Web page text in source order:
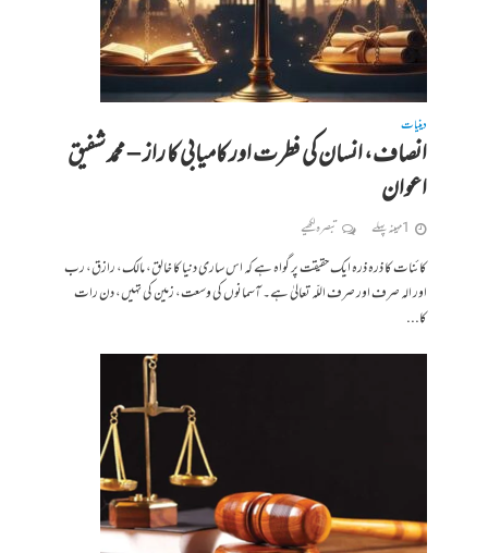
دینیات
انصاف، انسان کی فطرت اور کامیابی کا راز – محمد شفیق
اعوان
1 مہینہ پہلے تبصرہ لکھیے
کائنات کا ذرہ ذرہ ایک حقیقت پر گواہ ہے کہ اس ساری دنیا کا خالق، مالک، رازق، رب
اور الہ صرف اور صرف اللّہ تعالیٰ ہے۔ آسمانوں کی وسعت، زمین کی تہیں، دن رات
کا...